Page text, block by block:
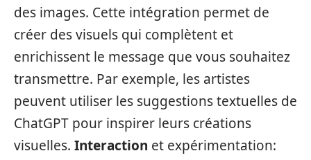
des images. Cette intégration permet de
créer des visuels qui complètent et
enrichissent le message que vous souhaitez
transmettre. Par exemple, les artistes
peuvent utiliser les suggestions textuelles de
ChatGPT pour inspirer leurs créations
visuelles. Interaction et expérimentation: